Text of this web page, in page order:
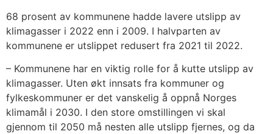
68 prosent av kommunene hadde lavere utslipp av
klimagasser i 2022 enn i 2009. I halvparten av
kommunene er utslippet redusert fra 2021 til 2022.
– Kommunene har en viktig rolle for å kutte utslipp av
klimagasser. Uten økt innsats fra kommuner og
fylkeskommuner er det vanskelig å oppnå Norges
klimamål i 2030. I den store omstillingen vi skal
gjennom til 2050 må nesten alle utslipp fjernes, og da